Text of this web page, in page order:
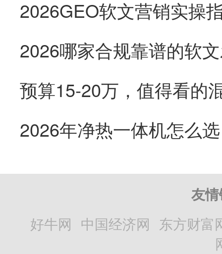
预算15‑20万，值得看的
友
好牛网 中国经济网 东方财富